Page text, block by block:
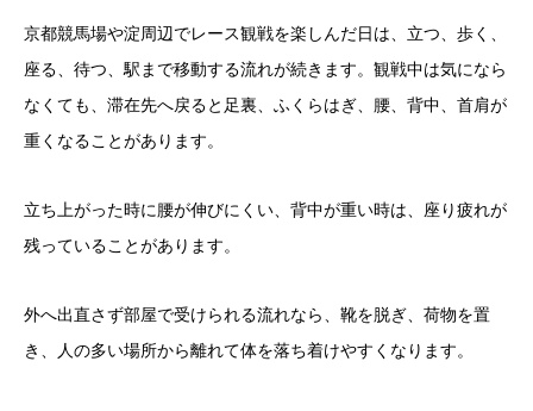
京都競馬場や淀周辺でレース観戦を楽しんだ日は、立つ、歩く、
座る、待つ、駅まで移動する流れが続きます。観戦中は気になら
なくても、滞在先へ戻ると足裏、ふくらはぎ、腰、背中、首肩が
重くなることがあります。
立ち上がった時に腰が伸びにくい、背中が重い時は、座り疲れが
残っていることがあります。
外へ出直さず部屋で受けられる流れなら、靴を脱ぎ、荷物を置
き、人の多い場所から離れて体を落ち着けやすくなります。